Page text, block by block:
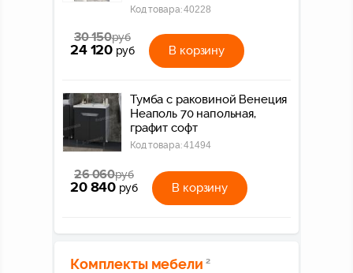
Код товара:40228
30 150руб
24 120 руб В корзину
Тумба с раковиной Венеция
Неаполь 70 напольная,
графит софт
Код товара:41494
26 060руб
20 840 руб В корзину
Комплекты мебели 2